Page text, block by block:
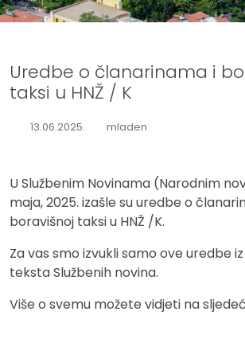
Uredbe o članarinama i
taksi u HNŽ / K
13.06.2025. mladen
U Službenim Novinama (Narodnim
maja, 2025. izašle su uredbe o
boravišnoj taksi u HNŽ /K.
Za vas smo izvukli samo ove uredbe
teksta Službenih novina.
Više o svemu možete vidjeti na